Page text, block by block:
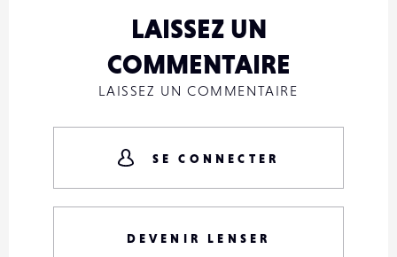
LAISSEZ UN
COMMENTAIRE
LAISSEZ UN COMMENTAIRE
SE CONNECTER
DEVENIR LENSER